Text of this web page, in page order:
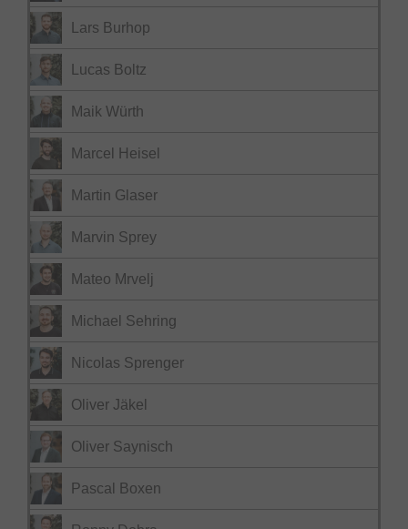
Lars Burhop
Lucas Boltz
Maik Würth
Marcel Heisel
Martin Glaser
Marvin Sprey
Mateo Mrvelj
Michael Sehring
Nicolas Sprenger
Oliver Jäkel
Oliver Saynisch
Pascal Boxen